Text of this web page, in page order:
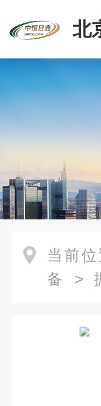
北
当前位
备 >